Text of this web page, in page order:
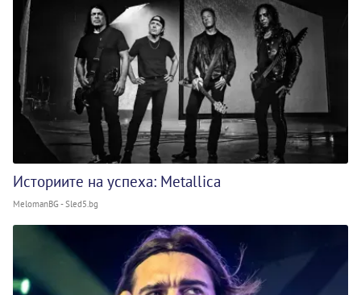
Историите на успеха: Metallica
MelomanBG - Sled5.bg